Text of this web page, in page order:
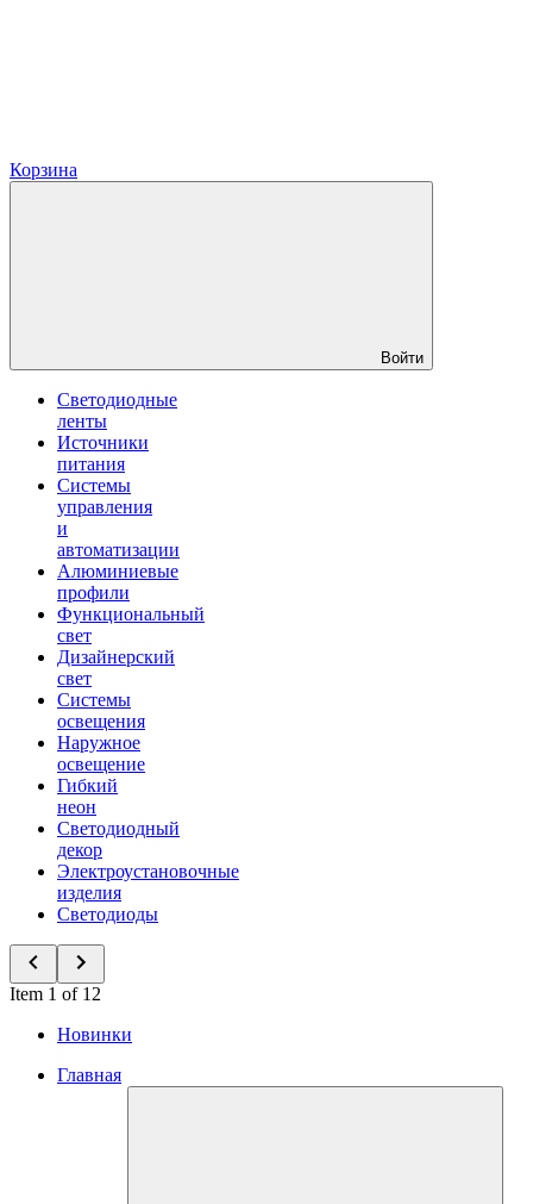
Корзина
Войти
Светодиодные
ленты
Источники
питания
Системы
управления
и
автоматизации
Алюминиевые
профили
Функциональный
свет
Дизайнерский
свет
Системы
освещения
Наружное
освещение
Гибкий
неон
Светодиодный
декор
Электроустановочные
изделия
Светодиоды
Item 1 of 12
Новинки
Главная